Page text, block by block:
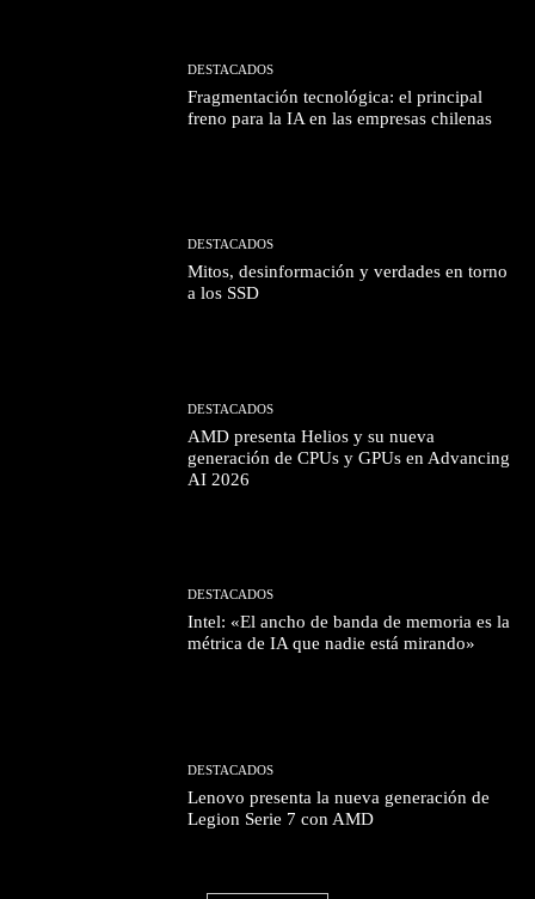
DESTACADOS
Fragmentación tecnológica: el principal
freno para la IA en las empresas chilenas
DESTACADOS
Mitos, desinformación y verdades en torno
a los SSD
DESTACADOS
AMD presenta Helios y su nueva
generación de CPUs y GPUs en Advancing
AI 2026
DESTACADOS
Intel: «El ancho de banda de memoria es la
métrica de IA que nadie está mirando»
DESTACADOS
Lenovo presenta la nueva generación de
Legion Serie 7 con AMD